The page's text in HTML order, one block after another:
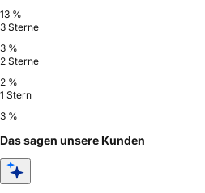
13 %
3 Sterne
3 %
2 Sterne
2 %
1 Stern
3 %
Das sagen unsere Kunden